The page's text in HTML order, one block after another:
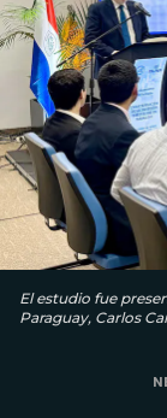
El estudio fue
Paraguay, Carlos